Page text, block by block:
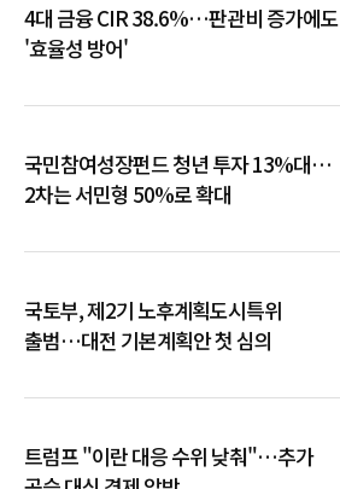
4대 금융 CIR 38.6%…판관비 증가에도
'효율성 방어'
국민참여성장펀드 청년 투자 13%대…
2차는 서민형 50%로 확대
국토부, 제2기 노후계획도시특위
출범…대전 기본계획안 첫 심의
트럼프 "이란 대응 수위 낮춰"…추가